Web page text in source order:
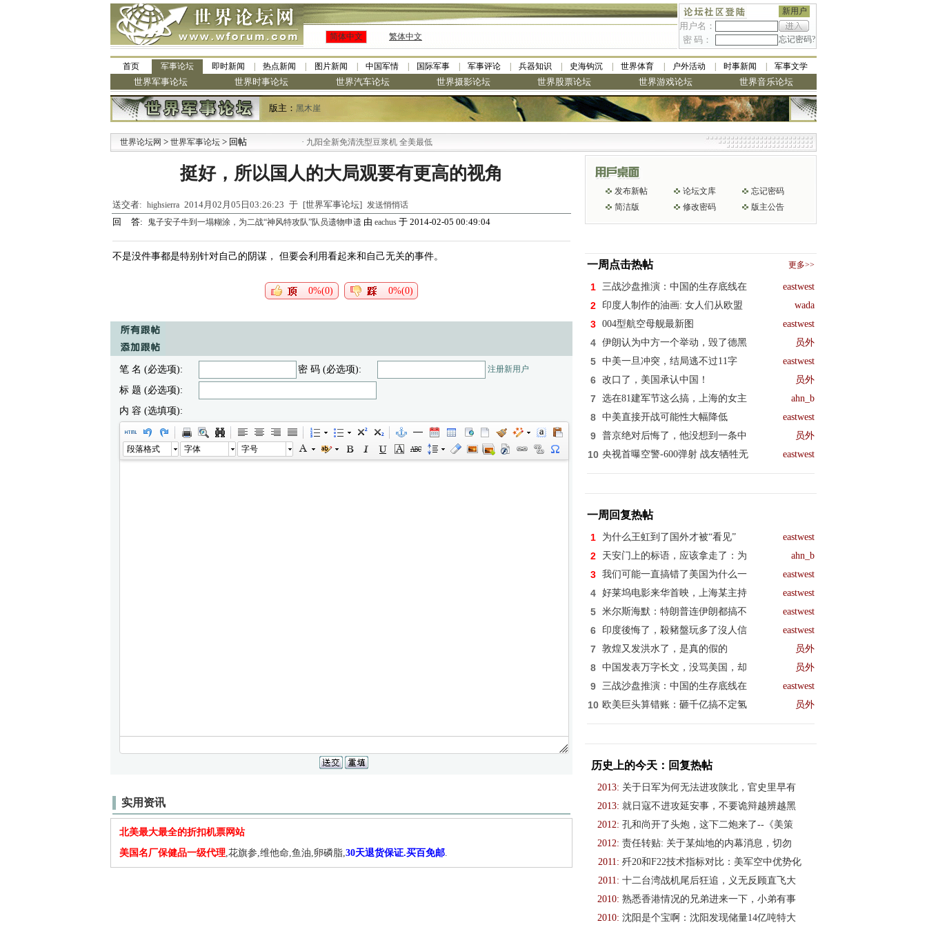
新用户
用户名：
密 码：
忘记密码?
简体中文 繁体中文
首页 军事论坛 即时新闻 热点新闻 图片新闻 中国军情 国际军事 军事评论 兵器知识 史海钩沉 世界体育 户外活动 时事新闻 军事文学
世界军事论坛 世界时事论坛 世界汽车论坛 世界摄影论坛 世界股票论坛 世界游戏论坛 世界音乐论坛
版主： 黑木崖
世界论坛网 > 世界军事论坛 > 回帖 九阳全新免清洗型豆浆机 全美最低
挺好，所以国人的大局观要有更高的视角
送交者: highsierra 2014月02月05日03:26:23 于 [世界军事论坛] 发送悄悄话
回 答: 鬼子安子牛到一塌糊涂，为二战“神风特攻队”队员遗物申遗 由 eachus 于 2014-02-05 00:49:04
不是没件事都是特别针对自己的阴谋， 但要会利用看起来和自己无关的事件。
0%(0) 0%(0)
笔 名 (必选项): 密 码 (必选项): 注册新用户
标 题 (必选项):
内 容 (选填项):
段落格式 字体 字号
实用资讯
北美最大最全的折扣机票网站
美国名厂保健品一级代理,花旗参,维他命,鱼油,卵磷脂,30天退货保证.买百免邮.
发布新帖 论坛文库
忘记密码
简洁版
修改密码 版主公告
一周点击热帖 更多>>
1 三战沙盘推演：中国的生存底线在 eastwest
2 印度人制作的油画: 女人们从欧盟 wada
3 004型航空母舰最新图 eastwest
4 伊朗认为中方一个举动，毁了德黑 员外
5 中美一旦冲突，结局逃不过11字 eastwest
6 改口了，美国承认中国！ 员外
7 选在81建军节这么搞，上海的女主 ahn_b
8 中美直接开战可能性大幅降低 eastwest
9 普京绝对后悔了，他没想到一条中 员外
10 央视首曝空警-600弹射 战友牺牲无 eastwest
一周回复热帖
1 为什么王虹到了国外才被“看见” eastwest
2 天安门上的标语，应该拿走了：为 ahn_b
3 我们可能一直搞错了美国为什么一 eastwest
4 好莱坞电影来华首映，上海某主持 eastwest
5 米尔斯海默：特朗普连伊朗都搞不 eastwest
6 印度後悔了，殺豬盤玩多了沒人信 eastwest
7 敦煌又发洪水了，是真的假的 员外
8 中国发表万字长文，没骂美国，却 员外
9 三战沙盘推演：中国的生存底线在 eastwest
10 欧美巨头算错账：砸千亿搞不定氢 员外
历史上的今天：回复热帖
2013: 关于日军为何无法进攻陕北，官史里早有
2013: 就日寇不进攻延安事，不要诡辩越辨越黑
2012: 孔和尚开了头炮，这下二炮来了--《美策
2012: 责任转贴: 关于某灿地的内幕消息，切勿
2011: 歼20和F22技术指标对比：美军空中优势化
2011: 十二台湾战机尾后狂追，义无反顾直飞大
2010: 熟悉香港情况的兄弟进来一下，小弟有事
2010: 沈阳是个宝啊：沈阳发现储量14亿吨特大